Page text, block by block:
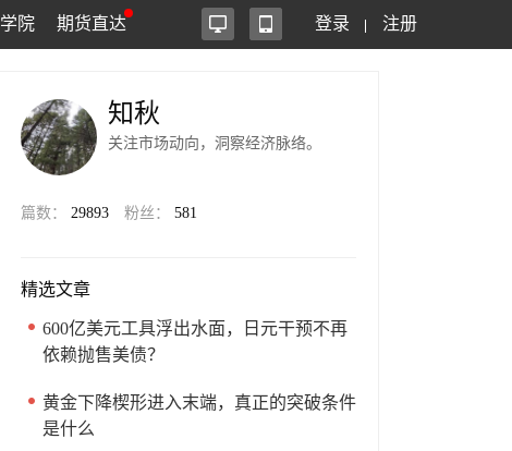
学院 期货直达 登录 注册
知秋
关注市场动向，洞察经济脉络。
篇数： 29893 粉丝： 581
精选文章
600亿美元工具浮出水面，日元干预不再
依赖抛售美债？
黄金下降楔形进入末端，真正的突破条件
是什么